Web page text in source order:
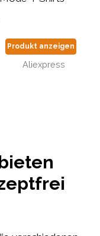
Produkt anzeigen
Aliexpress